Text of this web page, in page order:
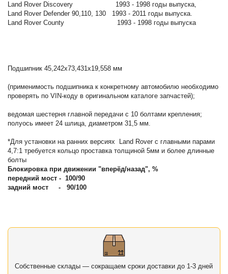
Land Rover Discovery 1993 - 1998 годы выпуска,
Land Rover Defender 90,110, 130 1993 - 2011 годы выпуска.
Land Rover County 1993 - 1998 годы выпуска
Подшипник 45,242х73,431х19,558 мм
(применимость подшипника к конкретному автомобилю необходимо
проверять по VIN-коду в оригинальном каталоге запчастей);
ведомая шестерня главной передачи с 10 болтами крепления;
полуось имеет 24 шлица, диаметром 31,5 мм.
*Для установки на ранних версиях Land Rover с главными парами
4,7:1 требуется кольцо проставка толщиной 5мм и более длинные
болты
Блокировка при движении "вперёд/назад", %
передний мост - 100/90
задний мост - 90/100
Собственные склады — сокращаем сроки доставки до 1-3 дней